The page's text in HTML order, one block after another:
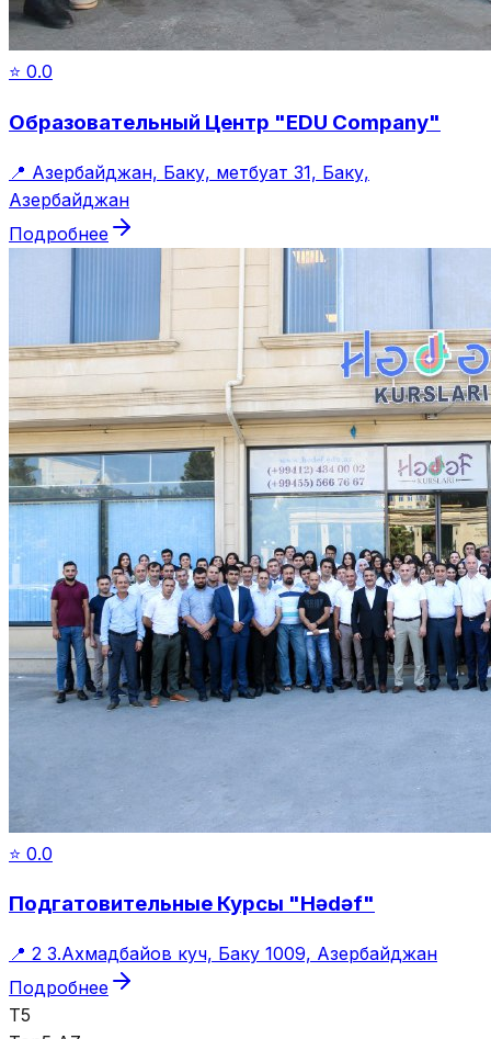
⭐ 0.0
Образовательный Центр "EDU Company"
📍 Азербайджан, Баку, метбуат 31, Баку,
Азербайджан
Подробнее
⭐ 0.0
Подгатовительные Курсы "Hədəf"
📍 2 З.Ахмадбайов куч, Баку 1009, Азербайджан
Подробнее
T5